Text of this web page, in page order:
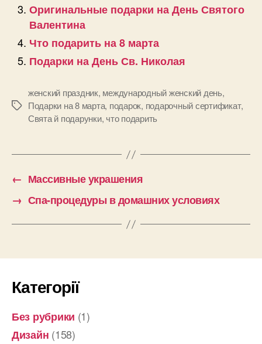
Оригинальные подарки на День Святого
Валентина
Что подарить на 8 марта
Подарки на День Св. Николая
Позначки
женский праздник, международный женский день,
Подарки на 8 марта, подарок, подарочный сертификат,
Свята й подарунки, что подарить
← Массивные украшения
→ Спа-процедуры в домашних условиях
Категорії
Без рубрики (1)
Дизайн (158)